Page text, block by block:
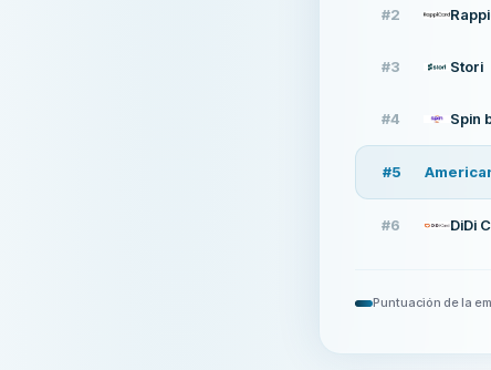
#2
#3 Stori
#4 Spin
#5
#6 DiDi
Puntuación de la